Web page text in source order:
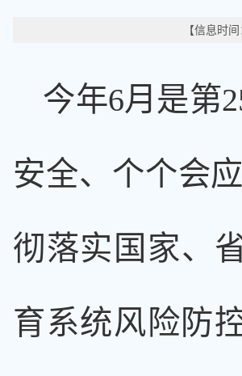
【信息时
今年6月是第
安全、个个会
彻落实国家、
育系统风险防